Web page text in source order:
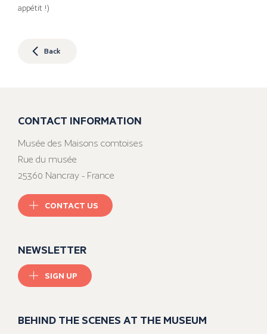
appétit !)
Back
CONTACT INFORMATION
Musée des Maisons comtoises
Rue du musée
25360 Nancray - France
CONTACT US
NEWSLETTER
SIGN UP
BEHIND THE SCENES AT THE MUSEUM